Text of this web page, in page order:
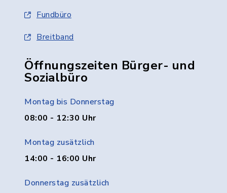
Fundbüro
Breitband
Öffnungszeiten Bürger- und
Sozialbüro
Montag bis Donnerstag
08:00 - 12:30 Uhr
Montag zusätzlich
14:00 - 16:00 Uhr
Donnerstag zusätzlich